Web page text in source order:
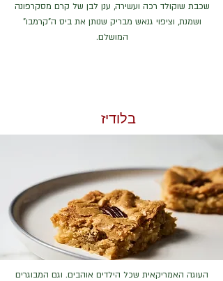
שכבת שוקולד רכה ועשירה, ענן לבן של קרם מסקרפונה
ושמנת, וציפוי גנאש מבריק שנותן את ביס ה"קרמבו"
המושלם.
בלודיז
העוגה האמריקאית שכל הילדים אוהבים. וגם המבוגרים